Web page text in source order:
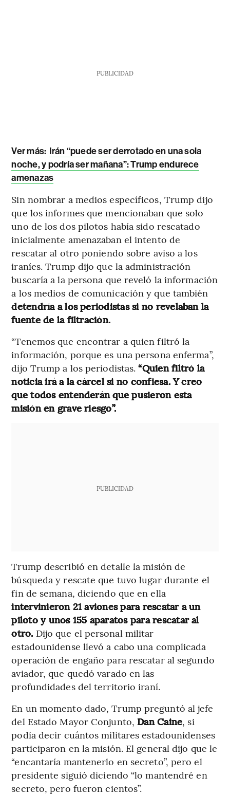
PUBLICIDAD
Ver más: Irán “puede ser derrotado en una sola
noche, y podría ser mañana”: Trump endurece
amenazas
Sin nombrar a medios específicos, Trump dijo
que los informes que mencionaban que solo
uno de los dos pilotos había sido rescatado
inicialmente amenazaban el intento de
rescatar al otro poniendo sobre aviso a los
iraníes. Trump dijo que la administración
buscaría a la persona que reveló la información
a los medios de comunicación y que también
detendría a los periodistas si no revelaban la
fuente de la filtración.
“Tenemos que encontrar a quien filtró la
información, porque es una persona enferma”,
dijo Trump a los periodistas.“Quien filtró la
noticia irá a la cárcel si no confiesa. Y creo
que todos entenderán que pusieron esta
misión en grave riesgo”.
PUBLICIDAD
Trump describió en detalle la misión de
búsqueda y rescate que tuvo lugar durante el
fin de semana, diciendo que en ella
intervinieron 21 aviones para rescatar a un
piloto y unos 155 aparatos para rescatar al
otro. Dijo que el personal militar
estadounidense llevó a cabo una complicada
operación de engaño para rescatar al segundo
aviador, que quedó varado en las
profundidades del territorio iraní.
En un momento dado, Trump preguntó al jefe
del Estado Mayor Conjunto, Dan Caine, si
podía decir cuántos militares estadounidenses
participaron en la misión. El general dijo que le
“encantaría mantenerlo en secreto”, pero el
presidente siguió diciendo “lo mantendré en
secreto, pero fueron cientos”.